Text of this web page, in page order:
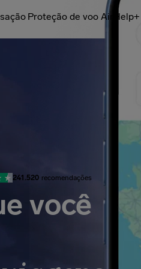
Proteção de voo AirHelp+
241.520 recomendações
você